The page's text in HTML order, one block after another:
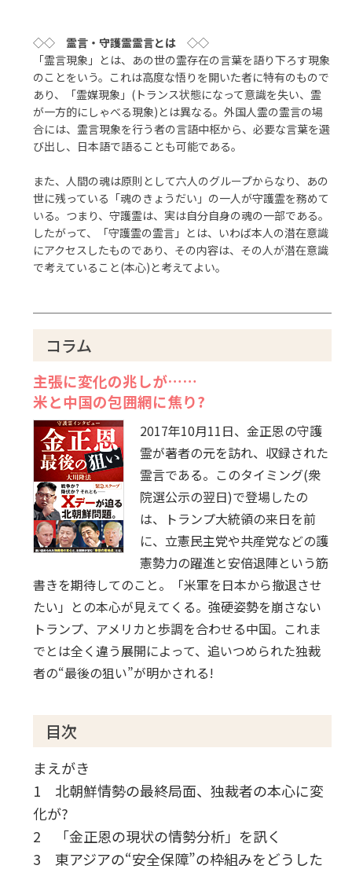
◇◇霊言・守護霊霊言とは ◇◇
「霊言現象」とは、あの世の霊存在の言葉を語り下ろす現象
のことをいう。これは高度な悟りを開いた者に特有のもので
あり、「霊媒現象」(トランス状態になって意識を失い、霊
が一方的にしゃべる現象)とは異なる。外国人霊の霊言の場
合には、霊言現象を行う者の言語中枢から、必要な言葉を選
び出し、日本語で語ることも可能である。
また、人間の魂は原則として六人のグループからなり、あの
世に残っている「魂のきょうだい」の一人が守護霊を務めて
いる。つまり、守護霊は、実は自分自身の魂の一部である。
したがって、「守護霊の霊言」とは、いわば本人の潜在意識
にアクセスしたものであり、その内容は、その人が潜在意識
で考えていること(本心)と考えてよい。
コラム
主張に変化の兆しが……
米と中国の包囲網に焦り?
2017年10月11日、金正恩の守護
霊が著者の元を訪れ、収録された
霊言である。このタイミング(衆
院選公示の翌日)で登場したの
は、トランプ大統領の来日を前
に、立憲民主党や共産党などの護
憲勢力の躍進と安倍退陣という筋
書きを期待してのこと。「米軍を日本から撤退させ
たい」との本心が見えてくる。強硬姿勢を崩さない
トランプ、アメリカと歩調を合わせる中国。これま
でとは全く違う展開によって、追いつめられた独裁
者の“最後の狙い”が明かされる!
目次
まえがき
1 北朝鮮情勢の最終局面、独裁者の本心に変
化が?
2 「金正恩の現状の情勢分析」を訊く
3 東アジアの“安全保障”の枠組みをどうした